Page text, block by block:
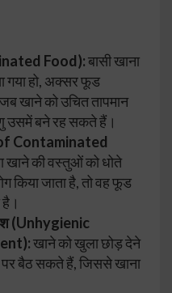
Food):बासी खाना
गया हो, अक्सर फूड
खाने को उचित तापमान
उसमें बने रह सकते हैं।
of Contaminated
खाने की वस्तुओं को धोते
किया जाता है, तो वह फूड
(Unhygienic
खाने को खुला छोड़ देने
बैठ सकते हैं, जिससे खाना